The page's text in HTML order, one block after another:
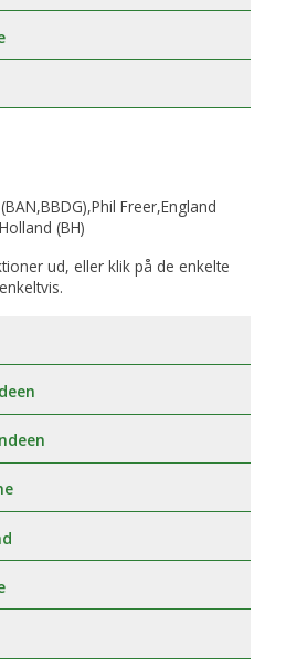
Freer,England
(BH)
ud, eller klik på de enkelte